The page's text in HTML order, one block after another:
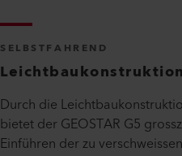
SELBSTFAHREND
Durch die
bietet der GEOSTAR G5
Einführen der zu